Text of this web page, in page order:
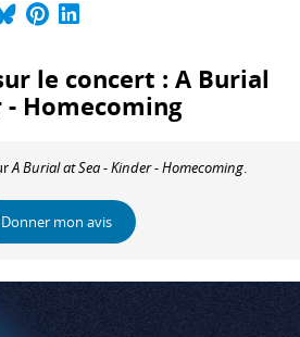
le concert : A Burial
- Homecoming
A Burial at Sea - Kinder - Homecoming
Donner mon avis